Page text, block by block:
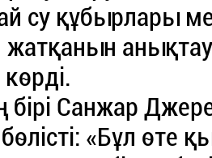
су құбырлары
бірі Санжар
бөлісті: «Бұл